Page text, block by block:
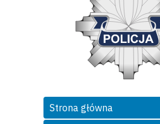
Strona główna